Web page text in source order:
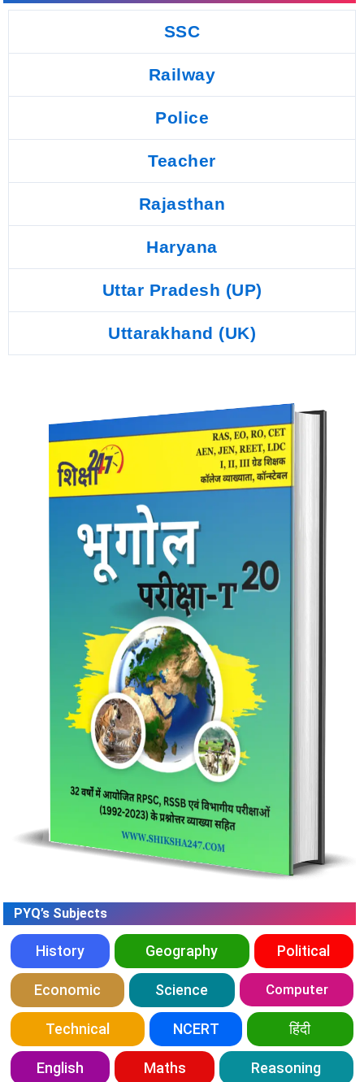
SSC
Railway
Police
Teacher
Rajasthan
Haryana
Uttar Pradesh (UP)
Uttarakhand (UK)
PYQ’s Subjects
History Geography Political
Economic Science Computer
Technical NCERT हिंदी
English Maths Reasoning